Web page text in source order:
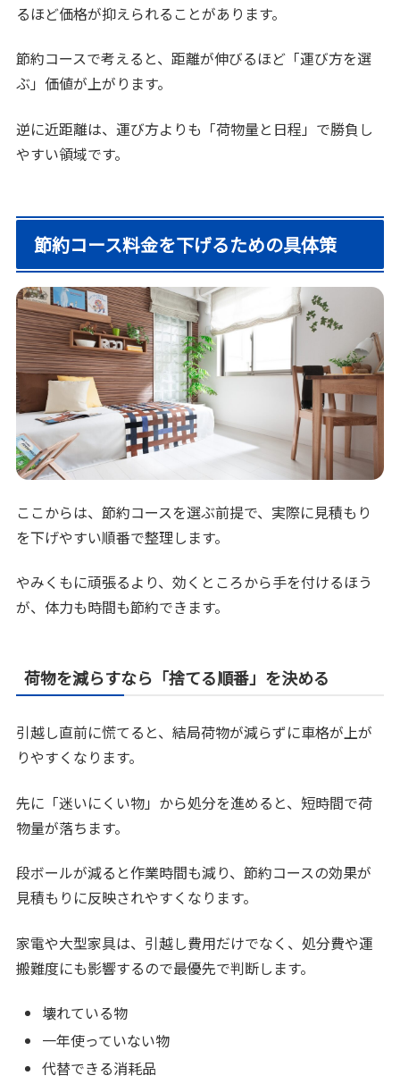
るほど価格が抑えられることがあります。
節約コースで考えると、距離が伸びるほど「運び方を選
ぶ」価値が上がります。
逆に近距離は、運び方よりも「荷物量と日程」で勝負し
やすい領域です。
節約コース料金を下げるための具体策
ここからは、節約コースを選ぶ前提で、実際に見積もり
を下げやすい順番で整理します。
やみくもに頑張るより、効くところから手を付けるほう
が、体力も時間も節約できます。
荷物を減らすなら「捨てる順番」を決める
引越し直前に慌てると、結局荷物が減らずに車格が上が
りやすくなります。
先に「迷いにくい物」から処分を進めると、短時間で荷
物量が落ちます。
段ボールが減ると作業時間も減り、節約コースの効果が
見積もりに反映されやすくなります。
家電や大型家具は、引越し費用だけでなく、処分費や運
搬難度にも影響するので最優先で判断します。
壊れている物
一年使っていない物
代替できる消耗品